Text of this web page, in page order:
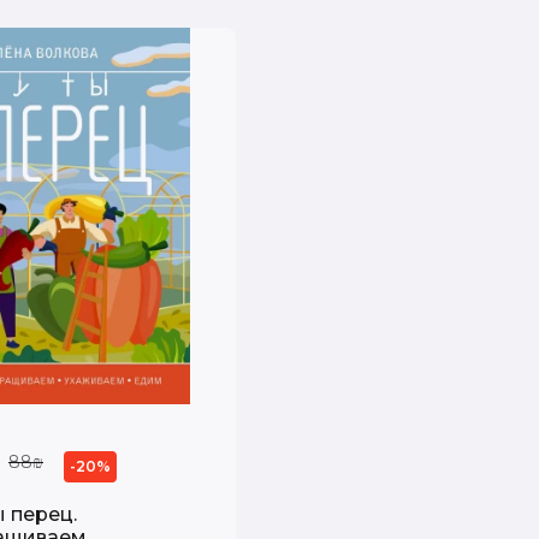
перец.
88₪ -20%